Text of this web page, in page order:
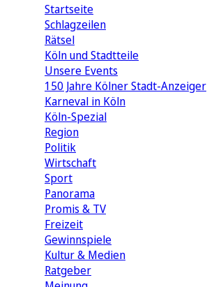
Startseite
Schlagzeilen
Rätsel
Köln und Stadtteile
Unsere Events
150 Jahre Kölner Stadt-Anzeiger
Karneval in Köln
Köln-Spezial
Region
Politik
Wirtschaft
Sport
Panorama
Promis & TV
Freizeit
Gewinnspiele
Kultur & Medien
Ratgeber